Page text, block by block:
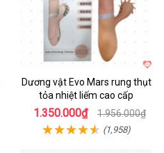
Dương vật Evo Mars rung thụt
tỏa nhiệt liếm cao cấp
1.350.000₫ 1.956.000₫
(1,958)